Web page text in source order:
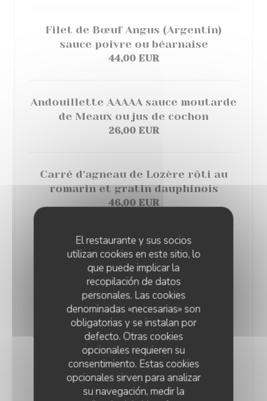
El restaurante y sus socios
utilizan cookies en este sitio, lo
que puede implicar la
recopilación de datos
personales. Las cookies
denominadas «necesarias» son
obligatorias y se instalan por
defecto. Otras cookies
opcionales requieren su
consentimiento. Estas cookies
opcionales sirven para analizar
su navegación, medir la
Filet de Bœuf Angus (Argentin)
sauce poivre ou béarnaise
44,00 EUR
Andouillette AAAAA sauce moutarde
de Meaux ou jus de cochon
26,00 EUR
Carré d'agneau de Lozère rôti au
romarin et gratin dauphinois
46,00 EUR
Cuisse de canard confite, salade et
pommes à l'ail
32,00 EUR
Cote de Veau francaise, puree a la
brisure de truffe
55,00 EUR
Notre poisson du moment (Selon